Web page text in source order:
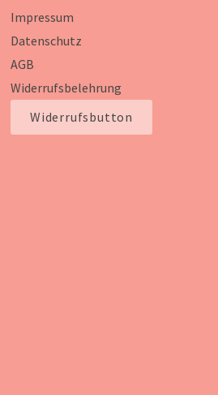
Impressum
Datenschutz
AGB
Widerrufsbelehrung
Widerrufsbutton